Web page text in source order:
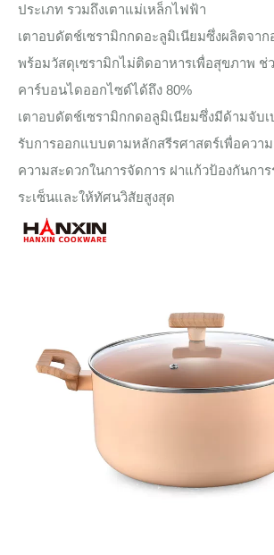
ประเภท รวมถึงเตาแม่เหล็กไฟฟ้า
เตาอบดัตช์เซรามิกกดอะลูมิเนียมซึ่งผลิตจาก
พร้อมวัสดุเซรามิกไม่ติดอาหารเพื่อสุขภาพ ช่
คาร์บอนไดออกไซด์ได้ถึง 80%
เตาอบดัตช์เซรามิกกดอลูมิเนียมซึ่งมีด้ามจับ
รับการออกแบบตามหลักสรีรศาสตร์เพื่อควา
ความสะดวกในการจัดการ ฝาแก้วป้องกันกา
ระเซ็นและให้ทัศนวิสัยสูงสุด